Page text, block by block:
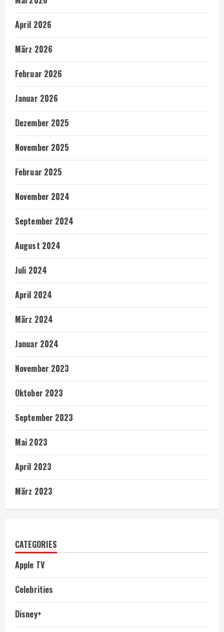
April 2026
März 2026
Februar 2026
Januar 2026
Dezember 2025
November 2025
Februar 2025
November 2024
September 2024
August 2024
Juli 2024
April 2024
März 2024
Januar 2024
November 2023
Oktober 2023
September 2023
Mai 2023
April 2023
März 2023
CATEGORIES
Apple TV
Celebrities
Disney+